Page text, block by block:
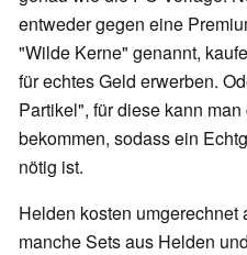
entweder gegen eine
"Wilde Kerne" genannt,
für echtes Geld erwerben.
Partikel", für diese kann
bekommen, sodass ein
nötig ist.
Helden kosten umgerechnet
manche Sets aus Helden